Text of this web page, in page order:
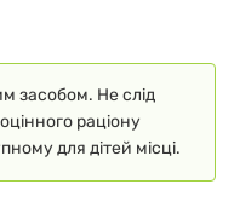
засобом. Не слід
раціону
для дітей місці.